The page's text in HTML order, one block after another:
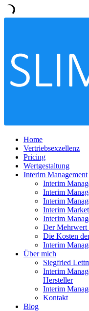
Home
Vertriebsexzellenz
Pricing
Wertgestaltung
Interim Management
Interim
Interim
Interim
Interim
Interim
Der Mehrwert
Die Kosten
Interim
Über mich
Siegfried
Interim
Hersteller
Interim
Kontakt
Blog